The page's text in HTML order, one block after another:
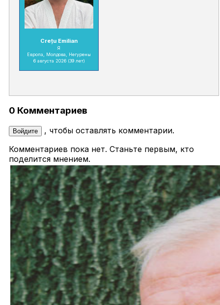
Crețu Emilian
Я
Европа, Молдова, Негурены
6 августа 2026 (39 лет)
0 Комментариев
Войдите
, чтобы оставлять комментарии.
Комментариев пока нет. Станьте первым, кто
поделится мнением.